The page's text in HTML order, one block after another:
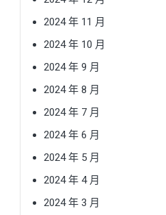
2024 年 11 月
2024 年 10 月
2024 年 9 月
2024 年 8 月
2024 年 7 月
2024 年 6 月
2024 年 5 月
2024 年 4 月
2024 年 3 月